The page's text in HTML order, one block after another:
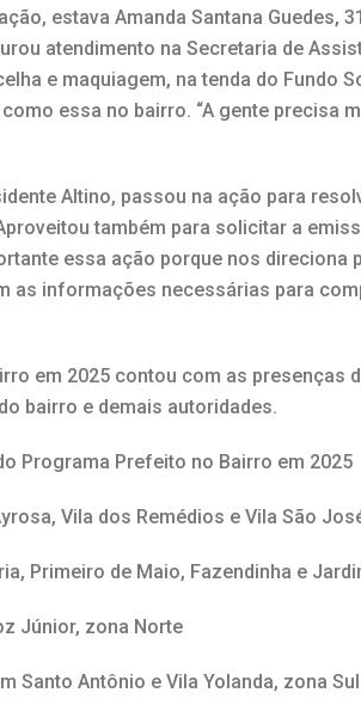
estava Amanda Santana Guedes,
atendimento na Secretaria de
e maquiagem, na tenda do Fundo
essa no bairro. “A gente precisa
Altino, passou na ação para
também para solicitar a
essa ação porque nos direciona
as informações necessárias para
em 2025 contou com as presenças
bairro e demais autoridades.
Programa Prefeito no Bairro em 2025
Vila dos Remédios e Vila São
Primeiro de Maio, Fazendinha e
Júnior, zona Norte
Santo Antônio e Vila Yolanda, zona Sul